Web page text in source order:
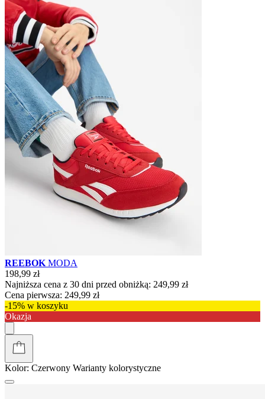
REEBOK MODA
198,99 zł
Najniższa cena z 30 dni przed obniżką: 249,99 zł
Cena pierwsza: 249,99 zł
-15% w koszyku
Okazja
Kolor: Czerwony Warianty kolorystyczne